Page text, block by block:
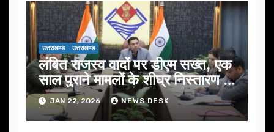
उत्तराखण्ड उत्तराखण्ड
लंबित राजस्व वादों पर डीएम सख्त, एक
साल पुराने मामलों के शीघ्र निस्तारण के
आदेश…
JAN 22, 2026 NEWS DESK